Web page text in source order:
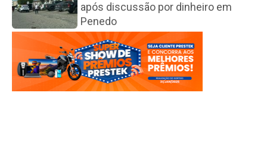
após discussão por dinheiro em
Penedo